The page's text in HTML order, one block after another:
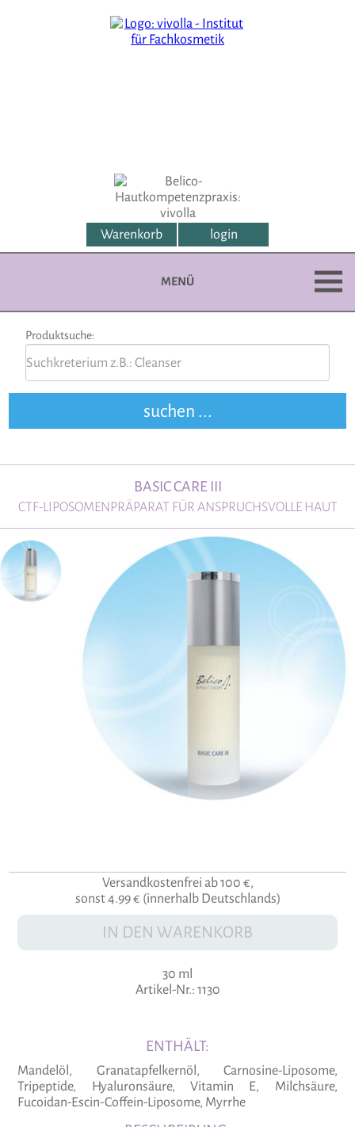
Warenkorb login
MENÜ
Produktsuche:
BASIC CARE III
CTF-LIPOSOMENPRÄPARAT FÜR ANSPRUCHSVOLLE HAUT
Versandkostenfrei ab 100 €,
sonst 4.99 € (innerhalb Deutschlands)
IN DEN WARENKORB
30 ml
Artikel-Nr.: 1130
ENTHÄLT:
Mandelöl, Granatapfelkernöl, Carnosine-Liposome,
Tripeptide, Hyaluronsäure, Vitamin E, Milchsäure,
Fucoidan-Escin-Coffein-Liposome, Myrrhe